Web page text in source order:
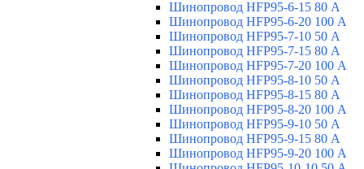
Шинопровод HFP95-6-15 80 А
Шинопровод HFP95-6-20 100 А
Шинопровод HFP95-7-10 50 А
Шинопровод HFP95-7-15 80 А
Шинопровод HFP95-7-20 100 А
Шинопровод HFP95-8-10 50 А
Шинопровод HFP95-8-15 80 А
Шинопровод HFP95-8-20 100 А
Шинопровод HFP95-9-10 50 А
Шинопровод HFP95-9-15 80 А
Шинопровод HFP95-9-20 100 А